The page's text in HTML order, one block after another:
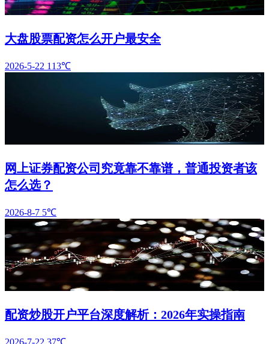
大盘股票配资怎么开户最安全
2026-5-22 113℃
网上证券配资公司究竟靠不靠谱，普通投资者该
怎么选？
2026-8-7 5℃
配资炒股开户平台深度解析：2026年实操指南